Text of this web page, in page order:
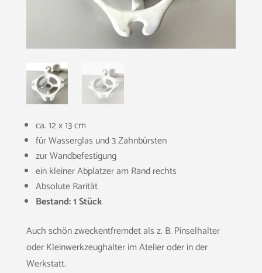
ca. 12 x 13 cm
für Wasserglas und 3 Zahnbürsten
zur Wandbefestigung
ein kleiner Abplatzer am Rand rechts
Absolute Rarität
Bestand: 1 Stück
Auch schön zweckentfremdet als z. B. Pinselhalter
oder Kleinwerkzeughalter im Atelier oder in der
Werkstatt.